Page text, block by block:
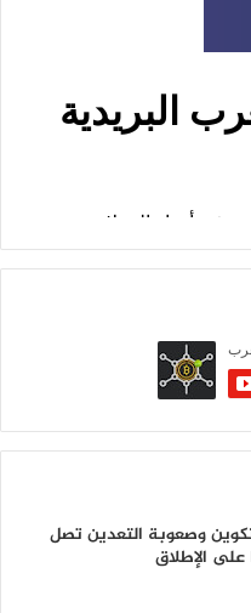
وصعوبة التعدين تصل
الإطلاق